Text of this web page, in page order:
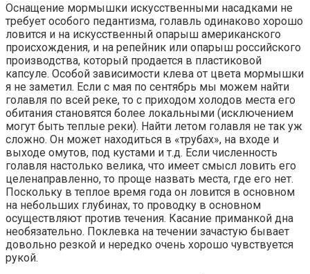
Оснащение мормышки искусственными насадками не
требует особого педантизма, голавль одинаково хорошо
ловится и на искусственный опарыш американского
происхождения, и на репейник или опарыш российского
производства, который продается в пластиковой
капсуле. Особой зависимости клева от цвета мормышки
я не заметил. Если с мая по сентябрь мы можем найти
голавля по всей реке, то с приходом холодов места его
обитания становятся более локальными (исключением
могут быть теплые реки). Найти летом голавля не так уж
сложно. Он может находиться в «трубах», на входе и
выходе омутов, под кустами и т.д. Если численность
голавля настолько велика, что имеет смысл ловить его
целенаправленно, то проще назвать места, где его нет.
Поскольку в теплое время года он ловится в основном
на небольших глубинах, то проводку в основном
осуществляют против течения. Касание приманкой дна
необязательно. Поклевка на течении зачастую бывает
довольно резкой и нередко очень хорошо чувствуется
рукой.